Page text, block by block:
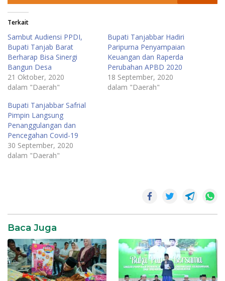
Terkait
Sambut Audiensi PPDI,
Bupati Tanjab Barat
Berharap Bisa Sinergi
Bangun Desa
21 Oktober, 2020
dalam "Daerah"
Bupati Tanjabbar Hadiri
Paripurna Penyampaian
Keuangan dan Raperda
Perubahan APBD 2020
18 September, 2020
dalam "Daerah"
Bupati Tanjabbar Safrial
Pimpin Langsung
Penanggulangan dan
Pencegahan Covid-19
30 September, 2020
dalam "Daerah"
Barat
Safrial
Safrial
MS
Baca Juga